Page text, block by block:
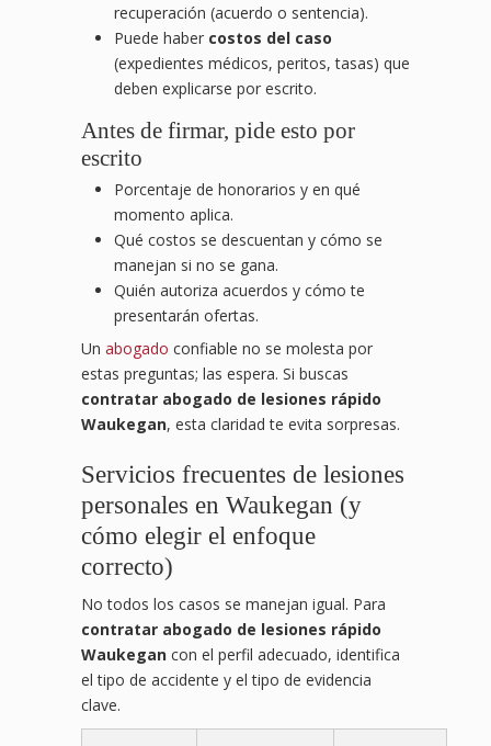
recuperación (acuerdo o sentencia).
Puede haber costos del caso
(expedientes médicos, peritos, tasas) que
deben explicarse por escrito.
Antes de firmar, pide esto por
escrito
Porcentaje de honorarios y en qué
momento aplica.
Qué costos se descuentan y cómo se
manejan si no se gana.
Quién autoriza acuerdos y cómo te
presentarán ofertas.
Un abogado confiable no se molesta por
estas preguntas; las espera. Si buscas
contratar abogado de lesiones rápido
Waukegan, esta claridad te evita sorpresas.
Servicios frecuentes de lesiones
personales en Waukegan (y
cómo elegir el enfoque
correcto)
No todos los casos se manejan igual. Para
contratar abogado de lesiones rápido
Waukegan con el perfil adecuado, identifica
el tipo de accidente y el tipo de evidencia
clave.